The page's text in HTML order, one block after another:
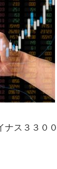
ナス３３０